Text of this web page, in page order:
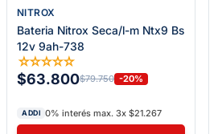
NITROX
Bateria Nitrox Seca/l-m Ntx9 Bs
12v 9ah-738
☆☆☆☆☆
$63.800$79.750 -20%
ADDI 0% interés max. 3x $21.267